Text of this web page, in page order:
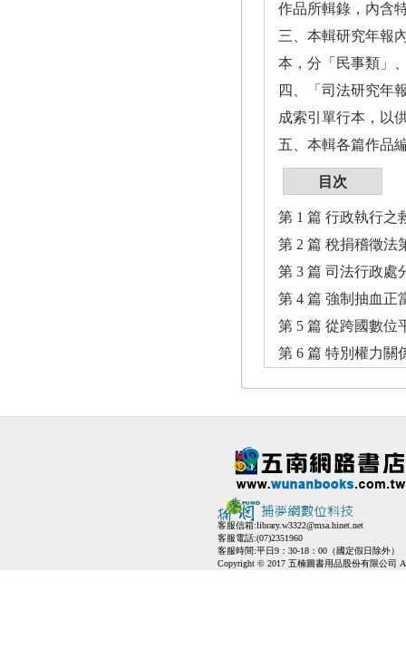
作品所輯錄，內含
三、本輯研究年報
本，分「民事類」
四、「司法研究年
成索引單行本，以
五、本輯各篇作品
目次
第 1 篇 行政執行之
第 2 篇 稅捐稽徵法
第 3 篇 司法行政處
第 4 篇 強制抽血正
第 5 篇 從跨國數位
第 6 篇 特別權力
客服信箱:library.w3322@msa.hinet.net
客服電話:(07)2351960
客服時間:平日9：30-18：00（國定假日除外）
Copyright © 2017 五楠圖書用品股份有限公司